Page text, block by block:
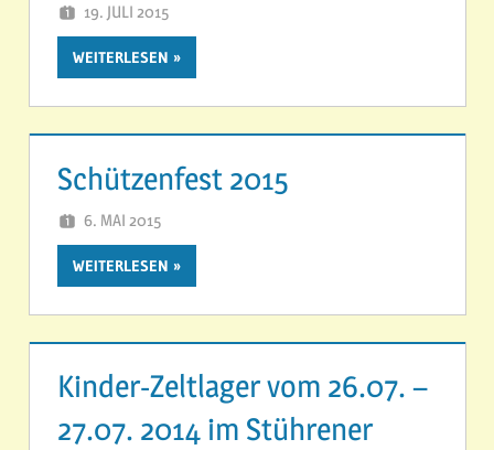
19. JULI 2015
WEITERLESEN
Schützenfest 2015
6. MAI 2015
WEITERLESEN
Kinder-Zeltlager vom 26.07. –
27.07. 2014 im Stührener